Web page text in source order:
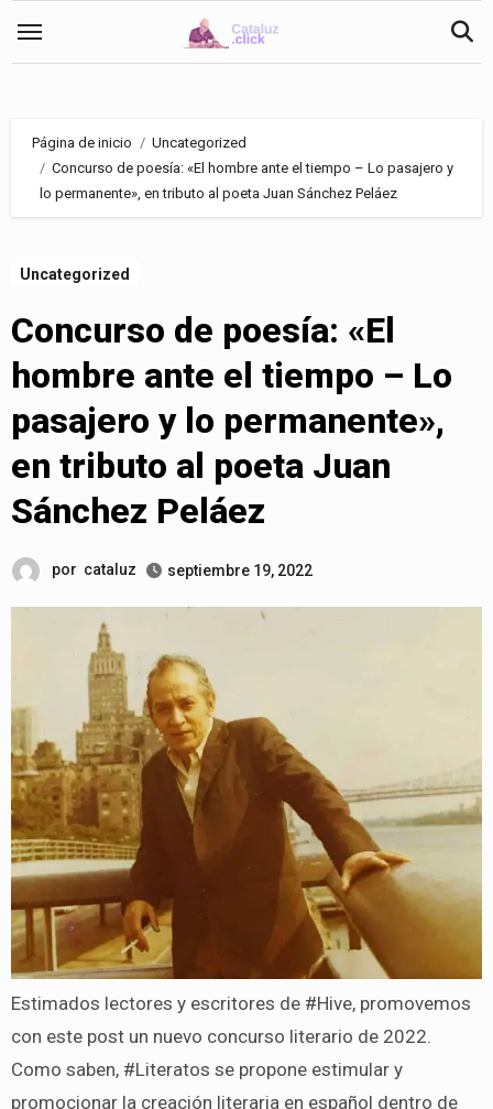
Página de inicio
Uncategorized
Concurso de poesía: «El hombre ante el tiempo – Lo pasajero y
lo permanente», en tributo al poeta Juan Sánchez Peláez
Uncategorized
Concurso de poesía: «El
hombre ante el tiempo – Lo
pasajero y lo permanente»,
en tributo al poeta Juan
Sánchez Peláez
por cataluz septiembre 19, 2022
Estimados lectores y escritores de #Hive, promovemos
con este post un nuevo concurso literario de 2022.
Como saben, #Literatos se propone estimular y
promocionar la creación literaria en español dentro de